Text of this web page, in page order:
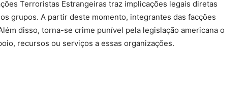
Terroristas Estrangeiras traz implicações legais diretas
grupos. A partir deste momento, integrantes das facções
disso, torna-se crime punível pela legislação americana o
recursos ou serviços a essas organizações.